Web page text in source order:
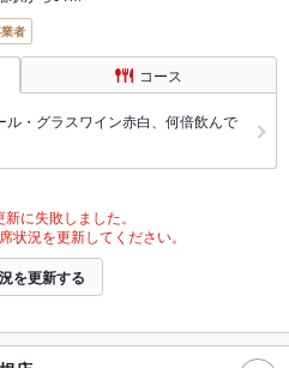
者
コース
・グラスワイン赤白、何倍飲んで
に失敗しました。
状況を更新してください。
を更新する